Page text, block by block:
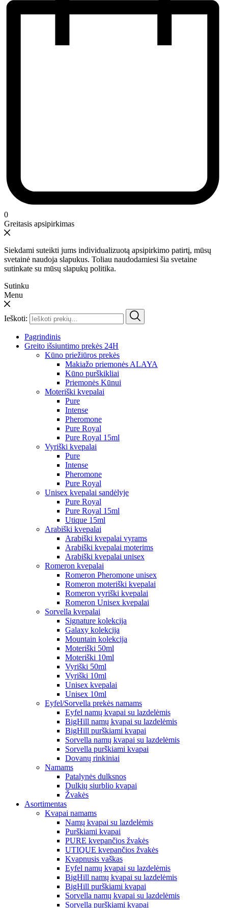
0
Greitasis apsipirkimas
Siekdami suteikti jums individualizuotą apsipirkimo patirtį, mūsų
svetainė naudoja slapukus. Toliau naudodamiesi šia svetaine
sutinkate su mūsų slapukų politika.
Sutinku
Menu
Ieškoti:
Pagrindinis
Greito išsiuntimo prekės 24H
Kūno priežiūros prekės
Makiažo priemonės ALAYA
Kūno purškikliai
Priemonės Kūnui
Moteriški kvepalai
Pure
Intense
Pheromone
Pure Royal
Pure Royal 15ml
Vyriški kvepalai
Pure
Intense
Pheromone
Pure Royal
Unisex kvepalai sandėlyje
Pure Royal
Pure Royal 15ml
Utique 15ml
Arabiški kvepalai
Arabiški kvepalai vyrams
Arabiški kvepalai moterims
Arabiški kvepalai unisex
Romeron kvepalai
Romeron Pheromone unisex
Romeron moteriški kvepalai
Romeron vyriški kvepalai
Romeron Unisex kvepalai
Sorvella kvepalai
Signature kolekcija
Galaxy kolekcija
Mountain kolekcija
Moteriški 50ml
Moteriški 10ml
Vyriški 50ml
Vyriški 10ml
Unisex kvepalai
Unisex 10ml
Eyfel/Sorvella prekės namams
Eyfel namų kvapai su lazdelėmis
BigHill namų kvapai su lazdelėmis
BigHill purškiami kvapai
Sorvella namų kvapai su lazdelėmis
Sorvella purškiami kvapai
Dovanų rinkiniai
Namams
Patalynės dulksnos
Dulkių siurblio kvapai
Žvakės
Asortimentas
Kvapai namams
Namų kvapai su lazdelėmis
Purškiami kvapai
PURE kvepančios žvakės
UTIQUE kvepančios žvakės
Kvapnusis vaškas
Eyfel namų kvapai su lazdelėmis
BigHill namų kvapai su lazdelėmis
BigHill purškiami kvapai
Sorvella namų kvapai su lazdelėmis
Sorvella purškiami kvapai